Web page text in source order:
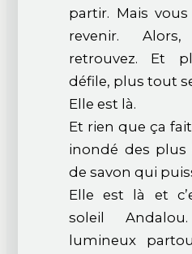
partir. Mais
revenir.
retrouvez. Et
défile, plus tout
Elle est là.
Et rien que ça
inondé des plus
de savon qui
Elle est là et
soleil
lumineux